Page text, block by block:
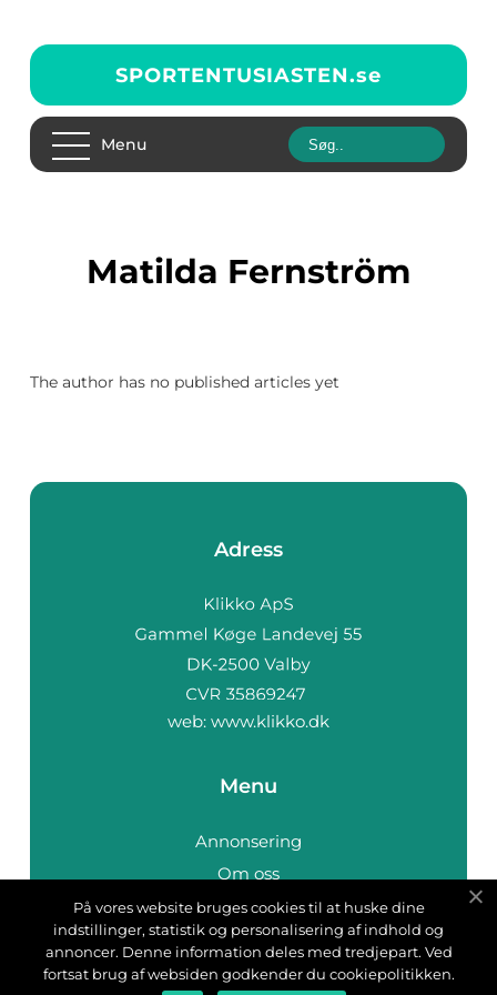
SPORTENTUSIASTEN.se
Menu
Matilda Fernström
The author has no published articles yet
Adress
web: www.klikko.dk
Menu
Annonsering
Om oss
Cookies
Kontakta oss
Sitemap
På vores website bruges cookies til at huske dine
indstillinger, statistik og personalisering af indhold og
annoncer. Denne information deles med tredjepart. Ved
fortsat brug af websiden godkender du cookiepolitikken.